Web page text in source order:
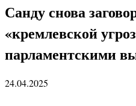
Санду снова
«кремлевской
парламентскими
24.04.2025